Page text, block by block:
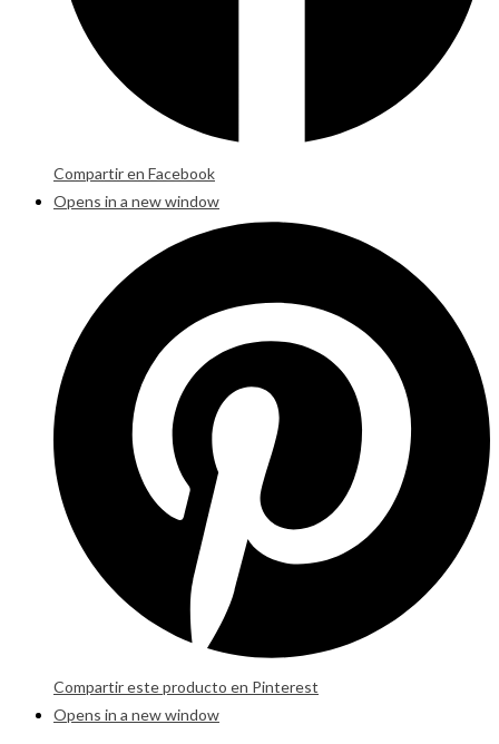
Compartir en Facebook
Opens in a new window
Compartir este producto en Pinterest
Opens in a new window